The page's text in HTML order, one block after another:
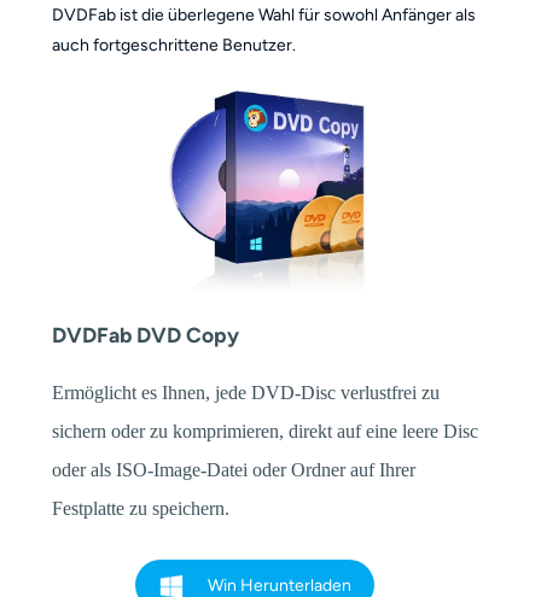
DVDFab ist die überlegene Wahl für sowohl Anfänger als
auch fortgeschrittene Benutzer.
DVDFab DVD Copy
Ermöglicht es Ihnen, jede DVD-Disc verlustfrei zu
sichern oder zu komprimieren, direkt auf eine leere Disc
oder als ISO-Image-Datei oder Ordner auf Ihrer
Festplatte zu speichern.
Win Herunterladen